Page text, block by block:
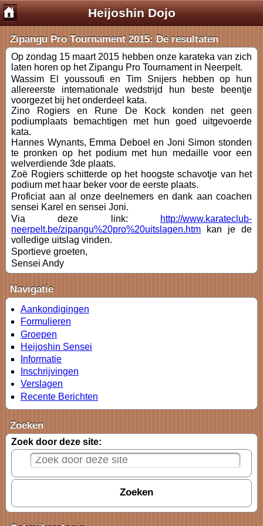
Heijoshin Dojo
Zipangu Pro Tournament 2015: De resultaten
Op zondag 15 maart 2015 hebben onze karateka van zich
laten horen op het Zipangu Pro Tournament in Neerpelt.
Wassim El youssoufi en Tim Snijers hebben op hun
allereerste internationale wedstrijd hun beste beentje
voorgezet bij het onderdeel kata.
Zino Rogiers en Rune De Kock konden net geen
podiumplaats bemachtigen met hun goed uitgevoerde
kata.
Hannes Wynants, Emma Deboel en Joni Simon stonden
te pronken op het podium met hun medaille voor een
welverdiende 3de plaats.
Zoë Rogiers schitterde op het hoogste schavotje van het
podium met haar beker voor de eerste plaats.
Proficiat aan al onze deelnemers en dank aan coachen
sensei Karel en sensei Joni.
Via deze link:
http://www.karateclub-
neerpelt.be/zipangu%20pro%20uitslagen.htm kan je de
volledige uitslag vinden.
Sportieve groeten,
Sensei Andy
Navigatie
Aankondigingen
Formulieren
Groepen
Heijoshin Sensei
Informatie
Inschrijvingen
Verslagen
Recente Berichten
Zoeken
Zoek door deze site: